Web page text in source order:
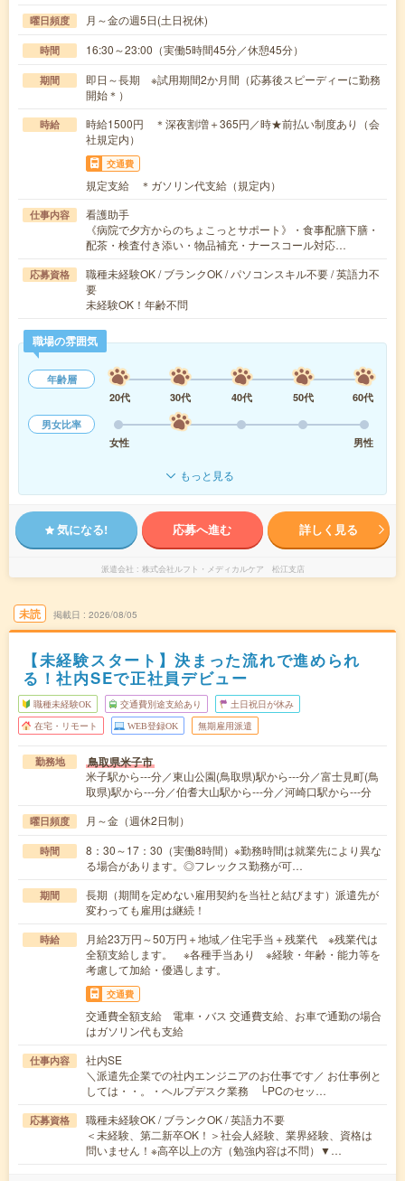
曜日頻度 月～金の週5日(土日祝休)
時間 16:30～23:00（実働5時間45分／休憩45分）
期間
即日～長期 ※試用期間2か月間（応募後スピーディーに勤務
開始＊）
時給
時給1500円 ＊深夜割増＋365円／時★前払い制度あり（会
社規定内）
交通費
規定支給 ＊ガソリン代支給（規定内）
仕事内容
看護助手
《病院で夕方からのちょこっとサポート》・食事配膳下膳・
配茶・検査付き添い・物品補充・ナースコール対応…
応募資格
職種未経験OK / ブランクOK / パソコンスキル不要 / 英語力不
要
未経験OK！年齢不問
職場の雰囲気
年齢層
20代
30代 40代 50代
60代
男女比率
女性
男性
もっと見る
気になる! 応募へ進む 詳しく見る
派遣会社 株式会社ルフト・メディカルケア 松江支店
未読 掲載日 2026/08/05
【未経験スタート】決まった流れで進められ
る！社内SEで正社員デビュー
職種未経験OK 交通費別途支給あり 土日祝日が休み
在宅・リモート WEB登録OK 無期雇用派遣
勤務地 鳥取県米子市
米子駅から---分／東山公園(鳥取県)駅から---分／富士見町(鳥
取県)駅から---分／伯耆大山駅から---分／河崎口駅から---分
曜日頻度 月～金（週休2日制）
時間
8：30～17：30（実働8時間）※勤務時間は就業先により異な
る場合があります。◎フレックス勤務が可…
期間
長期（期間を定めない雇用契約を当社と結びます）派遣先が
変わっても雇用は継続！
時給
月給23万円～50万円＋地域／住宅手当＋残業代 ※残業代は
全額支給します。 ※各種手当あり ※経験・年齢・能力等を
考慮して加給・優遇します。
交通費
交通費全額支給 電車・バス 交通費支給、お車で通勤の場合
はガソリン代も支給
仕事内容
社内SE
＼派遣先企業での社内エンジニアのお仕事です／ お仕事例と
しては・・。・ヘルプデスク業務 └PCのセッ…
応募資格
職種未経験OK / ブランクOK / 英語力不要
＜未経験、第二新卒OK！＞社会人経験、業界経験、資格は
問いません！※高卒以上の方（勉強内容は不問）▼…